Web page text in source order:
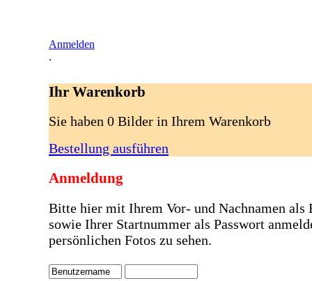
Anmelden
.
Ihr Warenkorb
Sie haben 0 Bilder in Ihrem Warenkorb
Bestellung ausführen
Anmeldung
Bitte hier mit Ihrem Vor- und Nachnamen als
sowie Ihrer Startnummer als Passwort
persönlichen Fotos zu sehen.